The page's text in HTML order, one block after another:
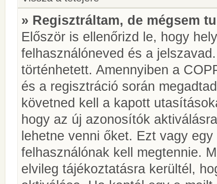
» Regisztráltam, de mégsem
Először is ellenőrizd le, hogy
felhasználóneved és a
történhetett. Amennyiben a
és a regisztráció során
követned kell a kapott
hogy az új azonosítók
lehetne venni őket. Ezt vagy
felhasználónak kell megtennie.
elvileg tájékoztatásra kerültél,